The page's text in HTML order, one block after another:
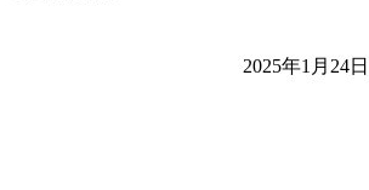
2025年1月24日